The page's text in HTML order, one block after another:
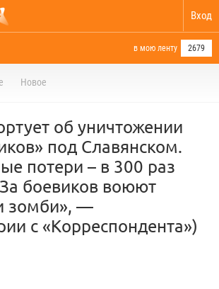
Вход
в мою ленту 2679
Новое
об уничтожении
под Славянском.
потери – в 300 раз
боевиков воюют
зомби», —
с «Корреспондента»)